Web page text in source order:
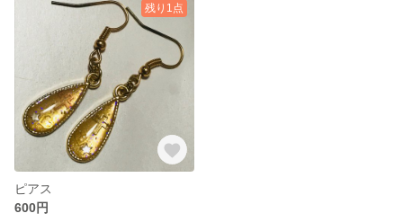
残り1点
ピアス
600円